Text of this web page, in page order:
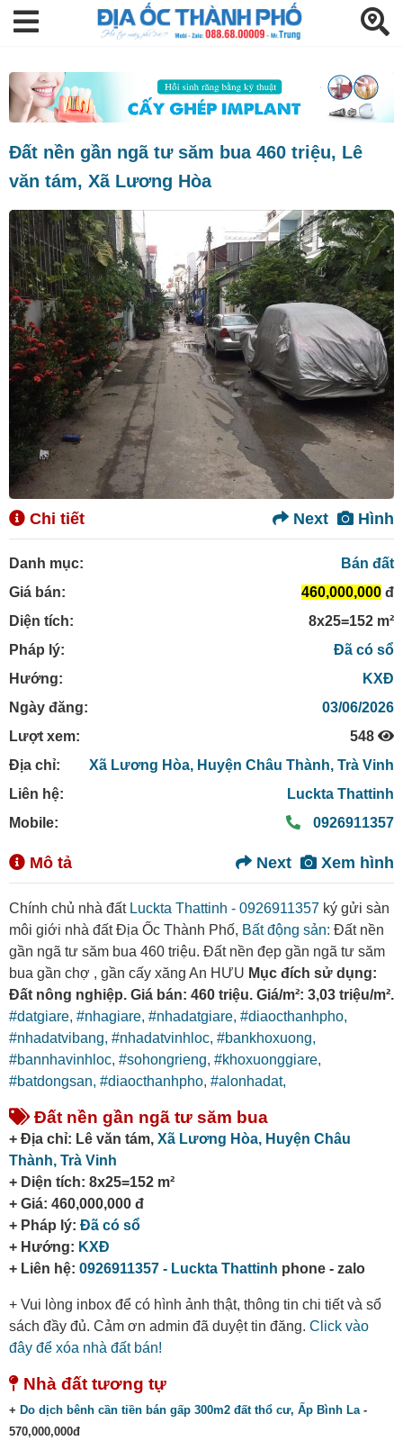
Đất nền gần ngã tư săm bua 460 triệu, Lê
văn tám, Xã Lương Hòa
Chi tiết Hình
Next
Danh mục:
Bán đất
Giá bán:
460,000,000 đ
Diện tích:
8x25=152 m²
Pháp lý:
Đã có sổ
Hướng:
KXĐ
Ngày đăng:
03/06/2026
Lượt xem:
548
Địa chỉ:
Xã Lương Hòa, Huyện Châu Thành, Trà Vinh
Liên hệ:
Luckta Thattinh
Mobile:
0926911357
Mô tả Xem hình
Next
Chính chủ nhà đất Luckta Thattinh - 0926911357 ký gửi sàn
môi giới nhà đất Địa Ốc Thành Phố, Bất động sản: Đất nền
gần ngã tư săm bua 460 triệu. Đất nền đẹp gần ngã tư săm
bua gần chợ , gần cấy xăng An HƯU Mục đích sử dụng:
Đất nông nghiệp. Giá bán: 460 triệu. Giá/m²: 3,03 triệu/m².
#datgiare, #nhagiare, #nhadatgiare, #diaocthanhpho,
#nhadatvibang, #nhadatvinhloc, #bankhoxuong,
#bannhavinhloc, #sohongrieng, #khoxuonggiare,
#batdongsan, #diaocthanhpho, #alonhadat,
Đất nền gần ngã tư săm bua
+ Địa chỉ: Lê văn tám, Xã Lương Hòa, Huyện Châu
Thành, Trà Vinh
+ Diện tích: 8x25=152 m²
+ Giá: 460,000,000 đ
+ Pháp lý: Đã có sổ
+ Hướng: KXĐ
+ Liên hệ: 0926911357 - Luckta Thattinh phone - zalo
+ Vui lòng inbox để có hình ảnh thật, thông tin chi tiết và sổ
sách đầy đủ. Cảm ơn admin đã duyệt tin đăng. Click vào
đây để xóa nhà đất bán!
Nhà đất tương tự
+ Do dịch bênh cần tiền bán gấp 300m2 đất thổ cư, Ấp Bình La-
570,000,000đ